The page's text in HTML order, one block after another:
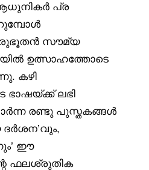
പ്ര
സൗമ്യ
ഉത്സാഹത്തോടെ
കഴി
ഭാഷയ്ക്ക് ലഭി
രണ്ടു പുസ്തകങ്ങൾ
ഈ
ഫലശ്രുതിക